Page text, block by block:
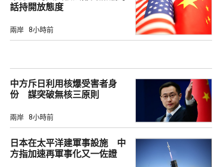
話持開放態度
兩岸 8小時前
中方斥日利用核爆受害者身
份 謀突破無核三原則
兩岸 8小時前
日本在太平洋建軍事設施 中
方指加速再軍事化又一佐證